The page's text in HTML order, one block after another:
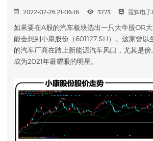
2022-02-26 21:06:16 3773 霞辉电子
如果要在A股的汽车板块选出一只大牛股OR
能会想到小康股份（601127.SH）。这家曾以
的汽车厂商在踏上新能源汽车风口，尤其是
成为2021年最耀眼的明星。